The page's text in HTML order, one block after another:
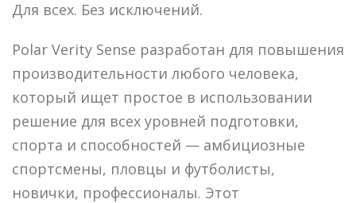
Для всех. Без исключений.
Polar Verity Sense разработан для повышения
производительности любого человека,
который ищет простое в использовании
решение для всех уровней подготовки,
спорта и способностей — амбициозные
спортсмены, пловцы и футболисты,
новички, профессионалы. Этот